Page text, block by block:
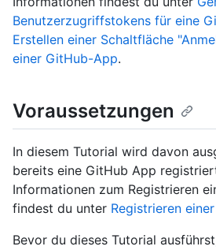
Benutzerzugriffstokens für eine
Erstellen einer Schaltfläche
einer GitHub-App.
Voraussetzungen
In diesem Tutorial wird davon
bereits eine GitHub App
Informationen zum Registrieren
findest du unter Registrieren
Bevor du dieses Tutorial